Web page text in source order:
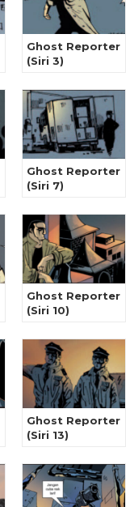
Ghost Reporter
(Siri 3)
Ghost Reporter
(Siri 7)
Ghost Reporter
(Siri 10)
Ghost Reporter
(Siri 13)